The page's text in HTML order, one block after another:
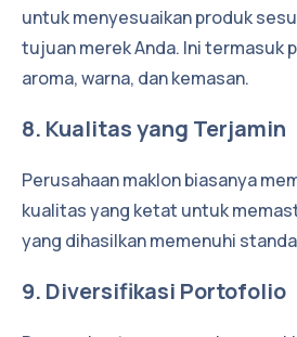
untuk menyesuaikan produk
tujuan merek Anda. Ini termasuk
aroma, warna, dan kemasan.
8. Kualitas yang Terjamin
Perusahaan maklon biasanya
kualitas yang ketat untuk
yang dihasilkan memenuhi
9. Diversifikasi Portofolio